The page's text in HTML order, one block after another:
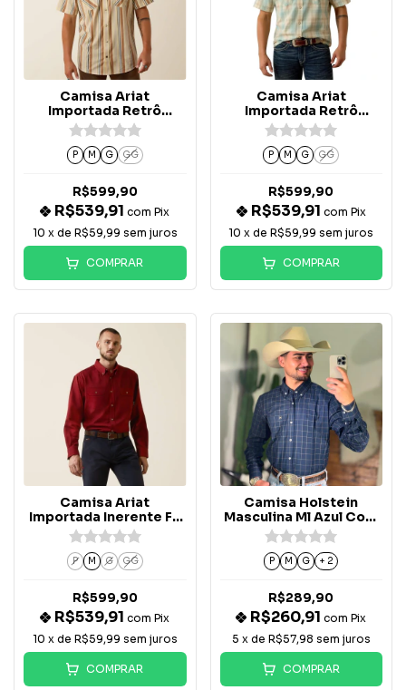
Camisa Ariat
Importada Retrô
Hawthorne Listrada -
10073572
P M G GG
R$599,90
R$539,91com Pix
10 x de R$59,99 sem juros
COMPRAR
Camisa Ariat
Importada Retrô
Hartman Xadrez Verde
Água - 10073575
P M G GG
R$599,90
R$539,91 com Pix
10 x deR$59,99 sem juros
COMPRAR
Camisa Ariat
Importada Inerente FR
Air Vermelha -
10043084
P M G GG
R$599,90
R$539,91com Pix
10 x de R$59,99 sem juros
COMPRAR
Camisa Holstein
Masculina Ml Azul Com
Xadrez Na Linha Bege
Fino
P M G + 2
R$289,90
R$260,91com Pix
5 x de R$57,98 sem juros
COMPRAR